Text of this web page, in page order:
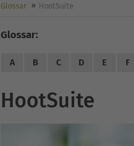
Glossar HootSuite
Glossar:
A B C D E F
HootSuite